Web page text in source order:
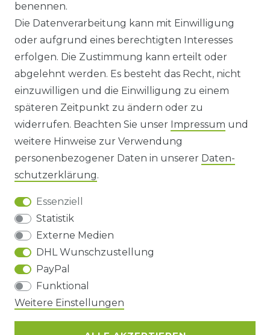
WIDERRUFS­FORMULAR
HINWEISE ZUR BATTERIEENTSORGUNG
IMPRESSUM
AGB UND KUNDENINFORMATIONEN
DATENSCHUTZERKLÄRUNG
BARRIEREFREIHEIT
Impressum Daten­schutz­erklärung
Barrierefreiheitserklärung
benennen.
Die Datenverarbeitung kann mit Einwilligung
oder aufgrund eines berechtigten Interesses
erfolgen. Die Zustimmung kann erteilt oder
abgelehnt werden. Es besteht das Recht, nicht
einzuwilligen und die Einwilligung zu einem
späteren Zeitpunkt zu ändern oder zu
widerrufen. Beachten Sie unser Impressum und
weitere Hinweise zur Verwendung
personenbezogener Daten in unserer Daten­
schutz­erklärung.
Essenziell
Statistik
Externe Medien
DHL Wunschzustellung
PayPal
Funktional
Weitere Einstellungen